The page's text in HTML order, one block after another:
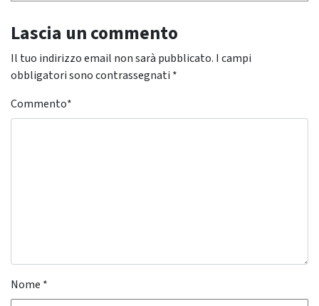
Lascia un commento
Il tuo indirizzo email non sarà pubblicato. I campi
obbligatori sono contrassegnati *
Commento*
Nome *